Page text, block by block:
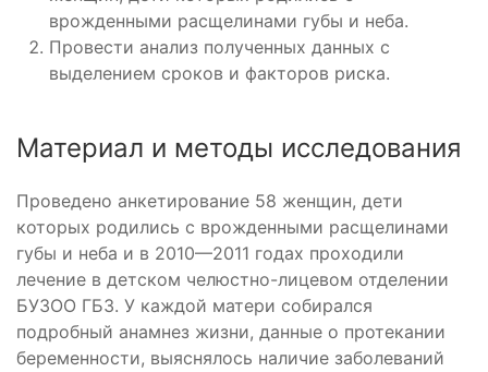
врожденными расщелинами губы и неба.
Провести анализ полученных данных с
выделением сроков и факторов риска.
Материал и методы исследования
Проведено анкетирование 58 женщин, дети
которых родились с врожденными расщелинами
губы и неба и в 2010—2011 годах проходили
лечение в детском челюстно-лицевом отделении
БУЗОО ГБ3. У каждой матери собирался
подробный анамнез жизни, данные о протекании
беременности, выяснялось наличие заболеваний